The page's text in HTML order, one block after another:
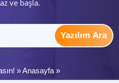
ve başla.
Yazılım Ara
»Anasayfa »